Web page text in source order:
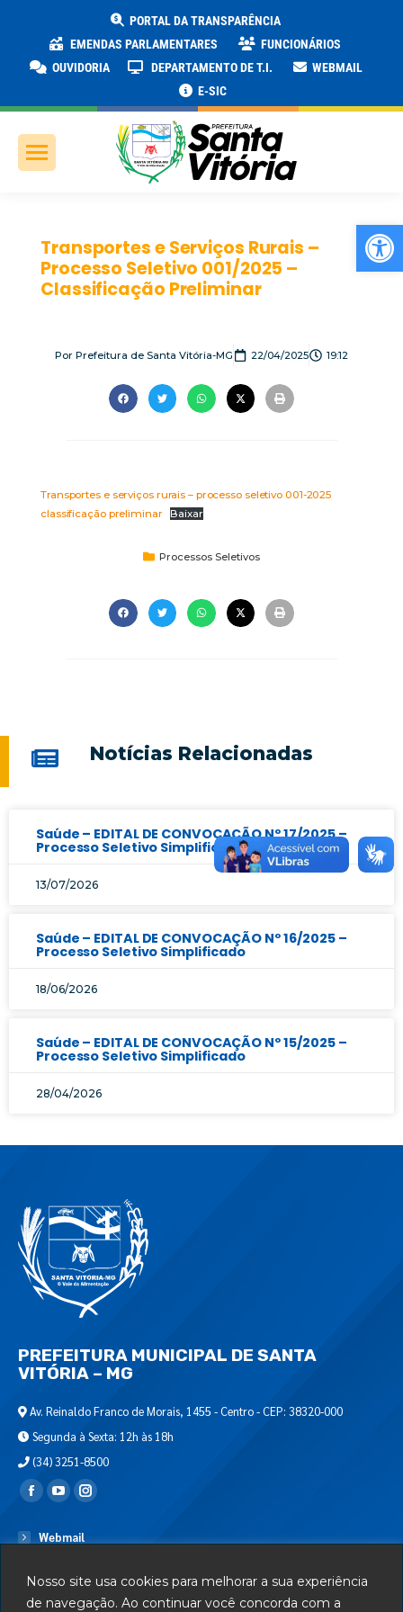
Nosso site usa cookies para melhorar a sua experiência
de navegação. Ao continuar você concorda com a
PORTAL DA TRANSPARÊNCIA
EMENDAS PARLAMENTARES
FUNCIONÁRIOS
OUVIDORIA
DEPARTAMENTO DE T.I.
WEBMAIL
E-SIC
Transportes e Serviços Rurais –
Processo Seletivo 001/2025 –
Classificação Preliminar
Por Prefeitura de Santa Vitória-MG 22/04/2025 19:12
Transportes e serviços rurais – processo seletivo 001-2025
classificação preliminar
Baixar
Processos Seletivos
Notícias Relacionadas
Saúde – EDITAL DE CONVOCAÇÃO Nº 17/2025 –
Processo Seletivo Simplificado
13/07/2026
Saúde – EDITAL DE CONVOCAÇÃO Nº 16/2025 –
Processo Seletivo Simplificado
18/06/2026
Saúde – EDITAL DE CONVOCAÇÃO Nº 15/2025 –
Processo Seletivo Simplificado
28/04/2026
PREFEITURA MUNICIPAL DE SANTA
VITÓRIA – MG
Av. Reinaldo Franco de Morais, 1455 - Centro - CEP: 38320-000
Segunda à Sexta: 12h às 18h
(34) 3251-8500
Encontre-nos em:
Webmail
Serviços